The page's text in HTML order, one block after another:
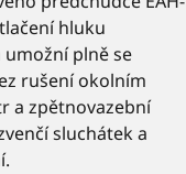
hluku
umožní plně se
rušení okolním
a zpětnovazební
sluchátek a